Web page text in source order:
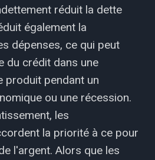
réduit la dette
également la
dépenses, ce qui peut
du crédit dans une
produit pendant un
ou une récession.
les
la priorité à ce pour
l'argent. Alors que les